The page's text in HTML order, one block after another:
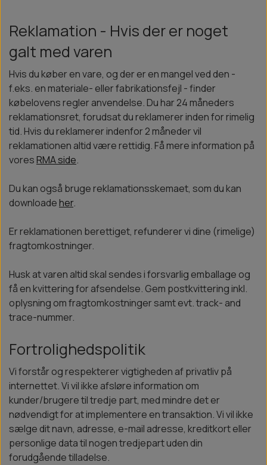
Reklamation - Hvis der er noget
galt med varen
Hvis du køber en vare, og der er en mangel ved den -
f.eks. en materiale- eller fabrikationsfejl - finder
købelovens regler anvendelse. Du har 24 måneders
reklamationsret, forudsat du reklamerer inden for rimelig
tid. Hvis du reklamerer indenfor 2 måneder vil
reklamationen altid være rettidig. Få mere information på
voresRMA side.
Du kan også bruge reklamationsskemaet, som du kan
downloadeher.
Er reklamationen berettiget, refunderer vi dine (rimelige)
fragtomkostninger.
Husk at varen altid skal sendes i forsvarlig emballage og
få en kvittering for afsendelse. Gem postkvittering inkl.
oplysning om fragtomkostninger samt evt. track- and
trace-nummer.
Fortrolighedspolitik
Vi forstår og respekterer vigtigheden af privatliv på
internettet. Vi vil ikke afsløre information om
kunder/brugere til tredje part, med mindre det er
nødvendigt for at implementere en transaktion. Vi vil ikke
sælge dit navn, adresse, e-mail adresse, kreditkort eller
personlige data til nogen tredjepart uden din
forudgående tilladelse.